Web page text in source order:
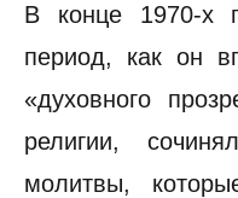
В конце 1970-х
период, как он
«духовного
религии,
молитвы,